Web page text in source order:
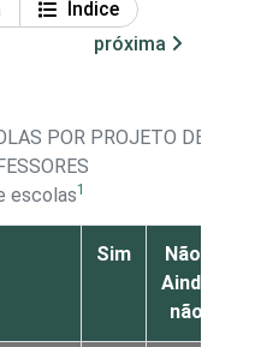
Índice
próxima
POR PROJETO DE
escolas1
Sim
Não/
Ainda
não